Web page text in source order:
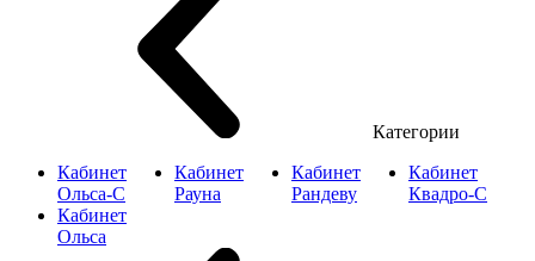
Категории
Кабинет
Ольса-С
Кабинет
Рауна
Кабинет
Рандеву
Кабинет
Квадро-С
Кабинет
Ольса